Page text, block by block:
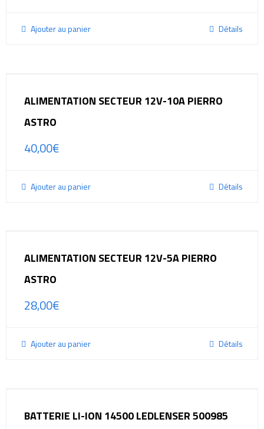
Ajouter au panier Détails
ALIMENTATION SECTEUR 12V-10A PIERRO
ASTRO
40,00€
Ajouter au panier Détails
ALIMENTATION SECTEUR 12V-5A PIERRO
ASTRO
28,00€
Ajouter au panier Détails
BATTERIE LI-ION 14500 LEDLENSER 500985